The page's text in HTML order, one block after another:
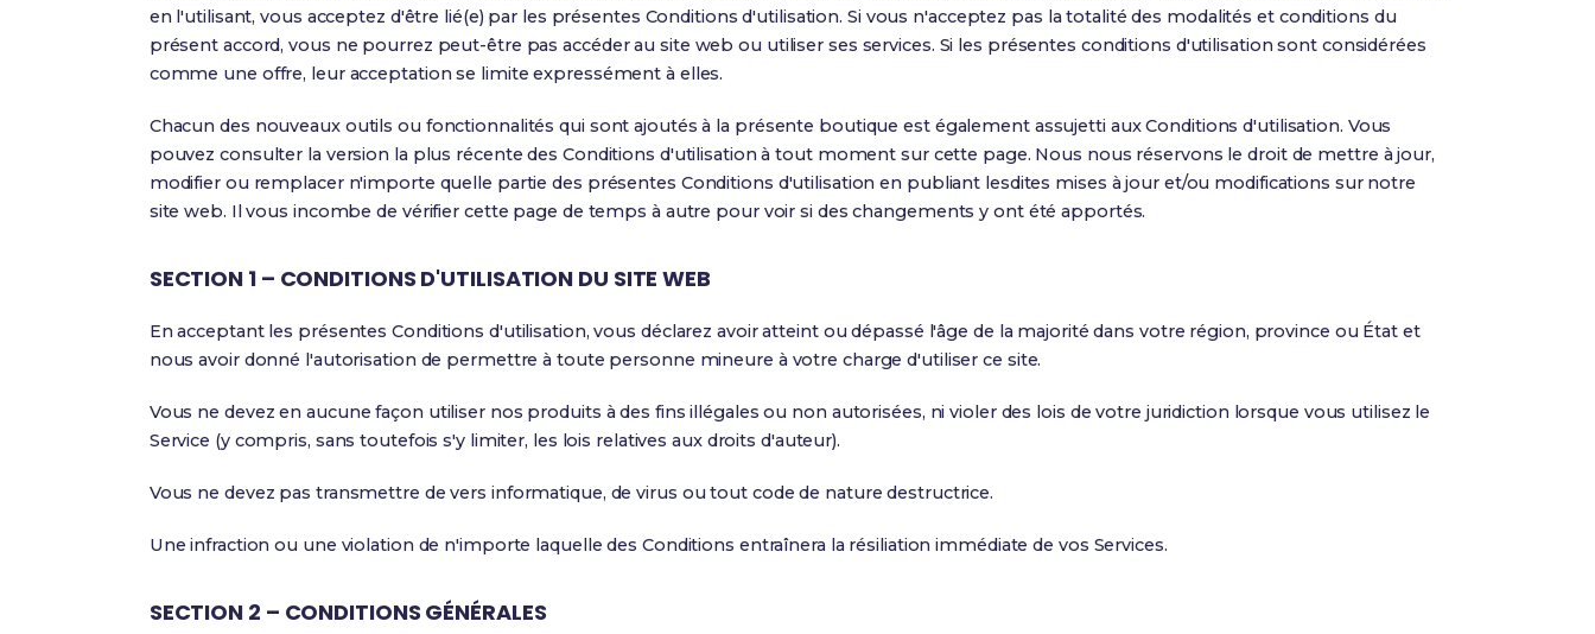
en l'utilisant, vous acceptez d'être lié(e) par les présentes Conditions d'utilisation. Si vous n'acceptez pas la totalité des modalités et conditions du
présent accord, vous ne pourrez peut-être pas accéder au site web ou utiliser ses services. Si les présentes conditions d'utilisation sont considérées
comme une offre, leur acceptation se limite expressément à elles.
Chacun des nouveaux outils ou fonctionnalités qui sont ajoutés à la présente boutique est également assujetti aux Conditions d'utilisation. Vous
pouvez consulter la version la plus récente des Conditions d'utilisation à tout moment sur cette page. Nous nous réservons le droit de mettre à jour,
modifier ou remplacer n'importe quelle partie des présentes Conditions d'utilisation en publiant lesdites mises à jour et/ou modifications sur notre
site web. Il vous incombe de vérifier cette page de temps à autre pour voir si des changements y ont été apportés.
SECTION 1 – CONDITIONS D'UTILISATION DU SITE WEB
En acceptant les présentes Conditions d'utilisation, vous déclarez avoir atteint ou dépassé l'âge de la majorité dans votre région, province ou État et
nous avoir donné l'autorisation de permettre à toute personne mineure à votre charge d'utiliser ce site.
Vous ne devez en aucune façon utiliser nos produits à des fins illégales ou non autorisées, ni violer des lois de votre juridiction lorsque vous utilisez le
Service (y compris, sans toutefois s'y limiter, les lois relatives aux droits d'auteur).
Vous ne devez pas transmettre de vers informatique, de virus ou tout code de nature destructrice.
Une infraction ou une violation de n'importe laquelle des Conditions entraînera la résiliation immédiate de vos Services.
SECTION 2 – CONDITIONS GÉNÉRALES